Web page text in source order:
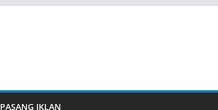
PASANG IKLAN